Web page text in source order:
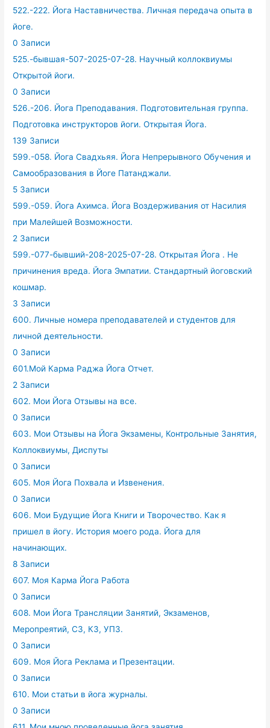
522.-222. Йога Наставничества. Личная передача опыта в
йоге.
0 Записи
525.-бывшая-507-2025-07-28. Научный коллоквиумы
Открытой йоги.
0 Записи
526.-206. Йога Преподавания. Подготовительная группа.
Подготовка инструкторов йоги. Открытая Йога.
139 Записи
599.-058. Йога Свадхьяя. Йога Непрерывного Обучения и
Самообразования в Йоге Патанджали.
5 Записи
599.-059. Йога Ахимса. Йога Воздерживания от Насилия
при Малейшей Возможности.
2 Записи
599.-077-бывший-208-2025-07-28. Открытая Йога . Не
причинения вреда. Йога Эмпатии. Стандартный йоговский
кошмар.
3 Записи
600. Личные номера преподавателей и студентов для
личной деятельности.
0 Записи
601.Мой Карма Раджа Йога Отчет.
2 Записи
602. Мои Йога Отзывы на все.
0 Записи
603. Мои Отзывы на Йога Экзамены, Контрольные Занятия,
Коллоквиумы, Диспуты
0 Записи
605. Моя Йога Похвала и Извенения.
0 Записи
606. Мои Будущие Йога Книги и Творочество. Как я
пришел в йогу. История моего рода. Йога для
начинающих.
8 Записи
607. Моя Карма Йога Работа
0 Записи
608. Мои Йога Трансляции Занятий, Экзаменов,
Меропреятий, СЗ, КЗ, УПЗ.
0 Записи
609. Моя Йога Реклама и Презентации.
0 Записи
610. Мои статьи в йога журналы.
0 Записи